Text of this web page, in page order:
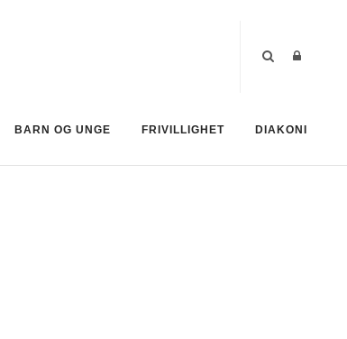
BARN OG UNGE FRIVILLIGHET DIAKONI